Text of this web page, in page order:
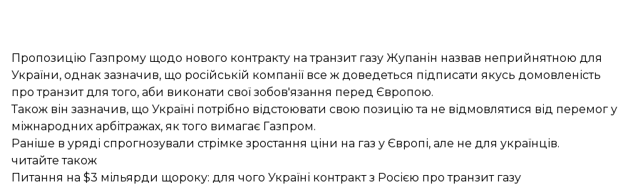
Пропозицію Газпрому щодо нового контракту на транзит газу Жупанін назвав неприйнятною для
України, однак зазначив, що російській компанії все ж доведеться підписати якусь домовленість
про транзит для того, аби виконати свої зобов'язання перед Європою.
Також він зазначив, що Україні потрібно відстоювати свою позицію та не відмовлятися від перемог у
міжнародних арбітражах, як того вимагає Газпром.
Раніше в уряді спрогнозували стрімке зростання ціни на газ у Європі, але не для українців.
читайте також
Питання на $3 мільярди щороку: для чого Україні контракт з Росією про транзит газу